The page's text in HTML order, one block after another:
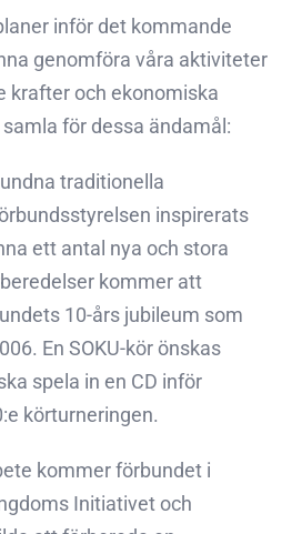
inför det kommande
genomföra våra aktiviteter
krafter och ekonomiska
för dessa ändamål:
traditionella
inspirerats
ett antal nya och stora
kommer att
10-års jubileum som
En SOKU-kör önskas
spela in en CD inför
körturneringen.
kommer förbundet i
Initiativet och